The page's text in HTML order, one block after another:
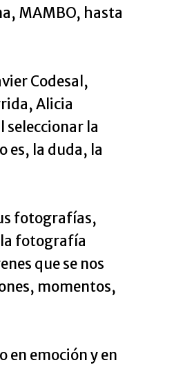
MAMBO, hasta
Codesal,
Alicia
seleccionar la
es, la duda, la
fotografías,
la fotografía
que se nos
momentos,
en emoción y en